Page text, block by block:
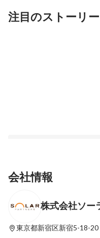
注目のストーリー
【新入社員導入研修②】プ
生モノの習慣
最新順で表示
会社情報
株式会社ソー
東京都新宿区新宿5-18-20